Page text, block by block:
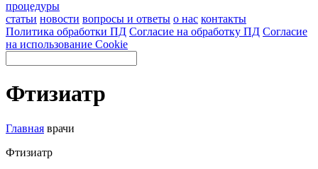
процедуры
статьи новости вопросы и ответы о нас контакты
Политика обработки ПД Согласие на обработку ПД Согласие
на использование Cookie
Фтизиатр
Главная врачи
Фтизиатр